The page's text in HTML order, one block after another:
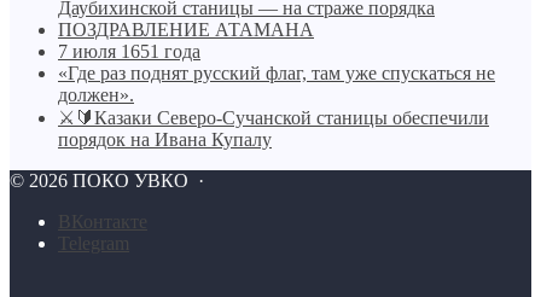
Даубихинской станицы — на страже порядка
ПОЗДРАВЛЕНИЕ АТАМАНА
7 июля 1651 года
«Где раз поднят русский флаг, там уже спускаться не
должен».
⚔🔰Казаки Северо-Сучанской станицы обеспечили
порядок на Ивана Купалу
© 2026 ПОКО УВКО ·
BКонтакте
Telegram